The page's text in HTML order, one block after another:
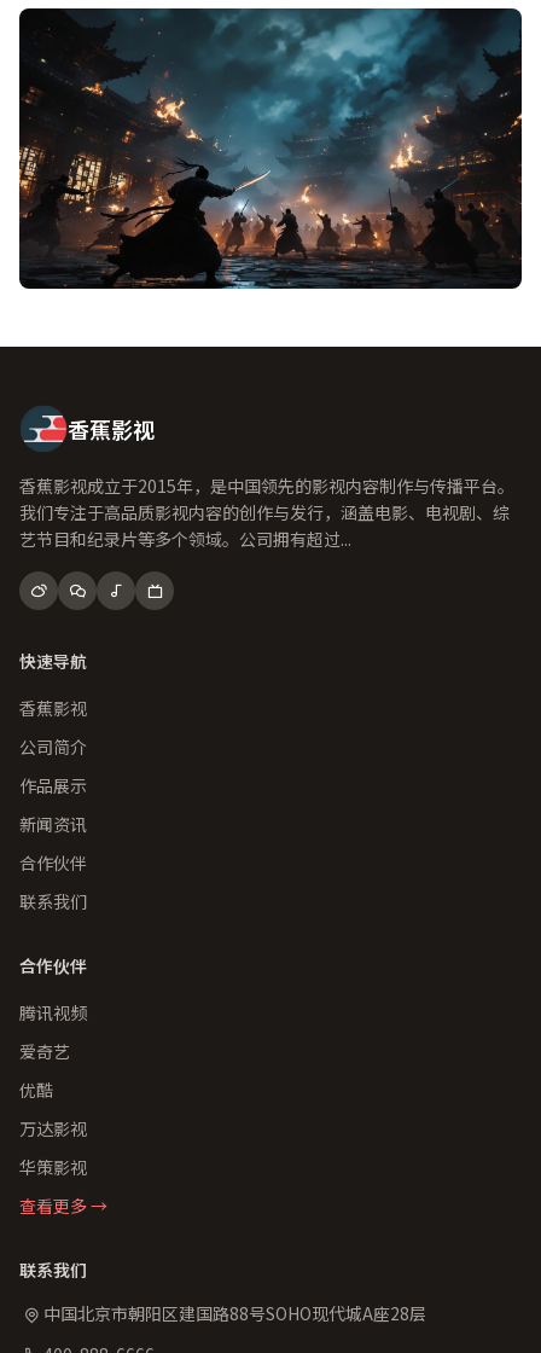
香蕉影视
香蕉影视成立于2015年，是中国领先的影视内容制作与传播平台。
我们专注于高品质影视内容的创作与发行，涵盖电影、电视剧、综
艺节目和纪录片等多个领域。公司拥有超过...
快速导航
香蕉影视
公司简介
作品展示
新闻资讯
合作伙伴
联系我们
合作伙伴
腾讯视频
爱奇艺
优酷
万达影视
华策影视
查看更多 →
联系我们
中国北京市朝阳区建国路88号SOHO现代城A座28层